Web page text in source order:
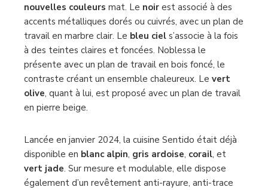
nouvelles couleurs mat. Le noir est associé à des
accents métalliques dorés ou cuivrés, avec un plan de
travail en marbre clair. Le bleu ciel s’associe à la fois
à des teintes claires et foncées. Noblessa le
présente avec un plan de travail en bois foncé, le
contraste créant un ensemble chaleureux. Le vert
olive, quant à lui, est proposé avec un plan de travail
en pierre beige.
Lancée en janvier 2024, la cuisine Sentido était déjà
disponible en blanc alpin, gris ardoise, corail, et
vert jade. Sur mesure et modulable, elle dispose
également d’un revêtement anti-rayure, anti-trace